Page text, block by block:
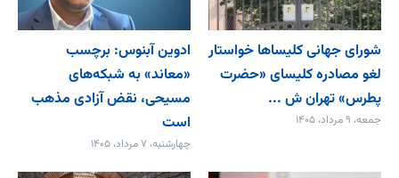
شورای جهانی کلیساها خواستار
لغو مصادره کلیسای «حضرت
پطرس» تهران ش ...
جمعه، ۹ مرداد، ۱۴۰۵
ادوین آبنوس: برچسب
«معاند» به شبکه‌های
مسیحی، نقض آزادی مذهب
است
چهارشنبه، ۷ مرداد، ۱۴۰۵